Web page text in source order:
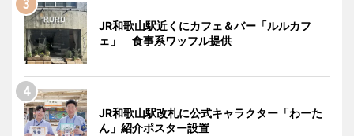
JR和歌山駅近くにカフェ＆バー「ルルカフ
ェ」 食事系ワッフル提供
JR和歌山駅改札に公式キャラクター「わーた
ん」紹介ポスター設置